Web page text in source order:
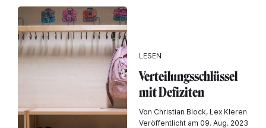
LESEN
Verteilungsschlüssel
mit Defiziten
Von Christian Block, Lex Kleren
Veröffentlicht am 09. Aug. 2023